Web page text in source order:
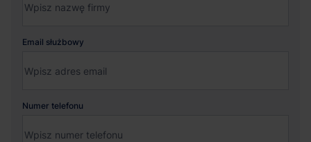
Email służbowy
Numer telefonu